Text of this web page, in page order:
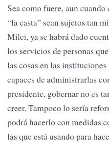
Sea como fuere, aun
“la casta” sean sujetos tan
Milei, ya se habrá dado
los servicios de personas
las cosas en las
capaces de administrarlas
presidente, gobernar no es
creer. Tampoco lo sería
podrá hacerlo con medidas
las que está usando para